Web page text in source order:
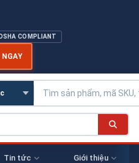
COMPLIANT
Tin tức Giới thiệu